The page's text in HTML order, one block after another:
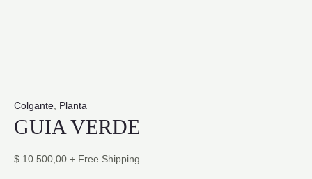
Colgante Planta
GUIA VERDE
$ 10.500,00 + Free Shipping